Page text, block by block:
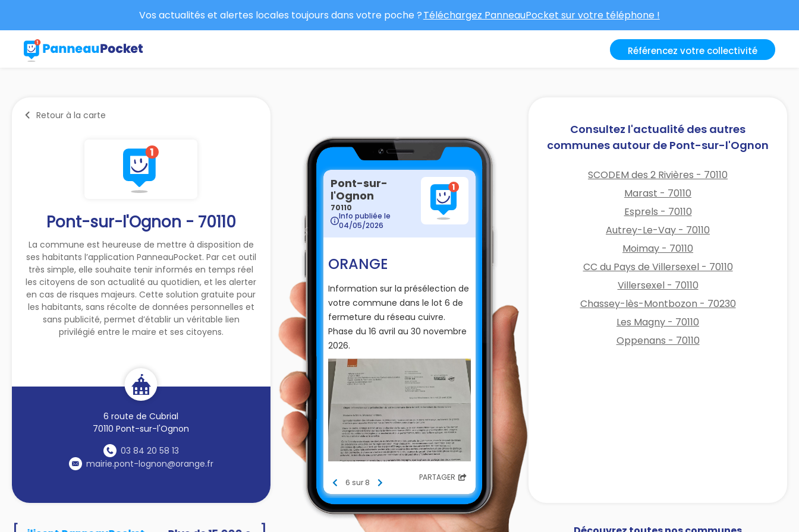
Vos actualités et alertes locales toujours dans votre poche ?Téléchargez PanneauPocket sur votre téléphone !
Référencez votre collectivité
Retour à la carte
Pont-sur-l'Ognon - 70110
La commune est heureuse de mettre à disposition de
ses habitants l’application PanneauPocket. Par cet outil
très simple, elle souhaite tenir informés en temps réel
les citoyens de son actualité au quotidien, et les alerter
en cas de risques majeurs. Cette solution gratuite pour
les habitants, sans récolte de données personnelles et
sans publicité, permet d’établir un véritable lien
privilégié entre le maire et ses citoyens.
6 route de Cubrial
70110 Pont-sur-l'Ognon
03 84 20 58 13
mairie.pont-lognon@orange.fr
Pont-sur-
l'Ognon
70110
Info publiée le
04/05/2026
ORANGE
Information sur la présélection de
votre commune dans le lot 6 de
fermeture du réseau cuivre.
Phase du 16 avril au 30 novembre
2026.
6 sur 8 PARTAGER
Consultez l'actualité des autres
communes autour de Pont-sur-l'Ognon
SCODEM des 2 Rivières - 70110
Marast - 70110
Esprels - 70110
Autrey-Le-Vay - 70110
Moimay - 70110
CC du Pays de Villersexel - 70110
Villersexel - 70110
Chassey-lès-Montbozon - 70230
Les Magny - 70110
Oppenans - 70110